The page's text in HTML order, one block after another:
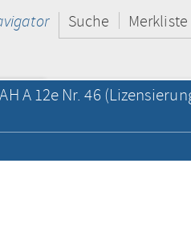
Suche Merkliste
A 12e Nr. 46